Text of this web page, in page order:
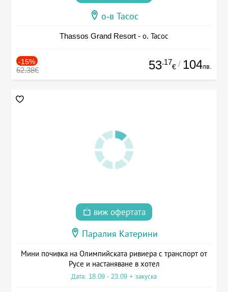
о-в Тасос
Thassos Grand Resort - о. Тасос
-15%
62.38€ 53.17
€ / 104лв.
виж офертата
Паралия Катерини
Мини почивка на Олимпийската ривиера с транспорт от
Русе и настаняване в хотел
Дата: 18.09 - 23.09 + закуска